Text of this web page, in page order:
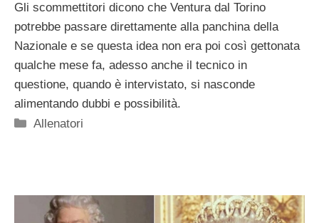
Gli scommettitori dicono che Ventura dal Torino
potrebbe passare direttamente alla panchina della
Nazionale e se questa idea non era poi così gettonata
qualche mese fa, adesso anche il tecnico in
questione, quando è intervistato, si nasconde
alimentando dubbi e possibilità.
Categorie
Allenatori